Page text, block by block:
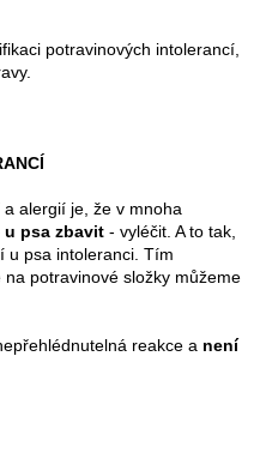
potravinových intolerancí,
alergií je, že v mnoha
psa zbavit - vyléčit. A to tak,
u psa intoleranci. Tím
potravinové složky můžeme
reakce a není